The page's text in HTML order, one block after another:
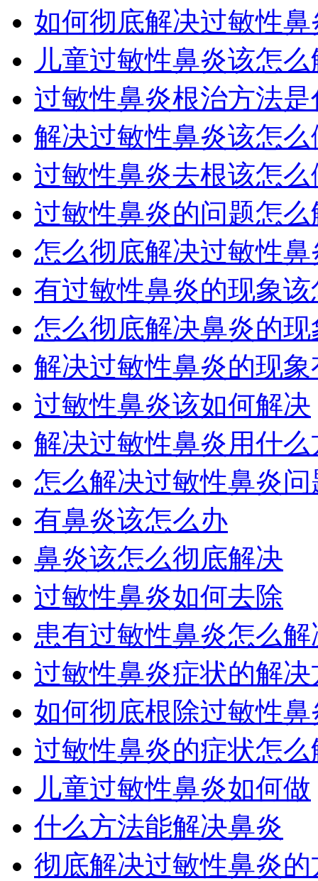
如何彻底解决过敏性鼻
儿童过敏性鼻炎该怎
过敏性鼻炎根治方法是
解决过敏性鼻炎该怎么
过敏性鼻炎去根该怎么
过敏性鼻炎的问题怎么
怎么彻底解决过敏性鼻
有过敏性鼻炎的现象
怎么彻底解决鼻炎的现
解决过敏性鼻炎的现象
过敏性鼻炎该如何解决
解决过敏性鼻炎用什么
怎么解决过敏性鼻炎问
有鼻炎该怎么办
鼻炎该怎么彻底解决
过敏性鼻炎如何去除
患有过敏性鼻炎怎么解
过敏性鼻炎症状的解决
如何彻底根除过敏性鼻
过敏性鼻炎的症状怎么
儿童过敏性鼻炎如何做
什么方法能解决鼻炎
彻底解决过敏性鼻炎的